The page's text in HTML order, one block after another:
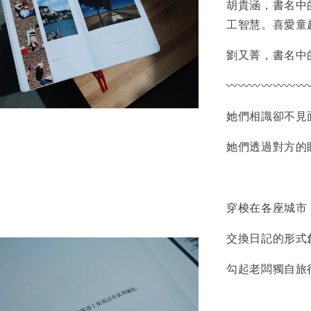
胡貴涵，書名
工智慧。喜愛
劉又菁，書名
〰️〰️〰️〰️〰️〰️
她們相識卻不見
她們透過對方
穿梭在各座城
交換日記的形
勾起老闆獨自